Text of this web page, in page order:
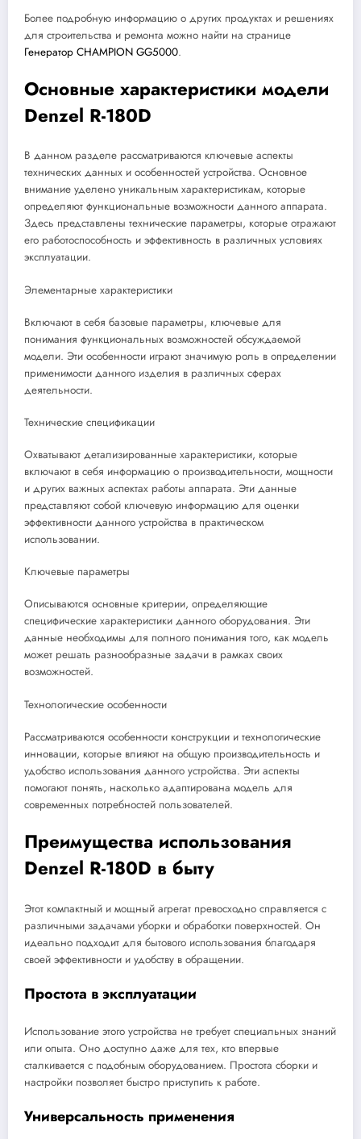
Более подробную информацию о других продуктах и решениях
для строительства и ремонта можно найти на странице
Генератор CHAMPION GG5000.
Основные характеристики модели
Denzel R-180D
В данном разделе рассматриваются ключевые аспекты
технических данных и особенностей устройства. Основное
внимание уделено уникальным характеристикам, которые
определяют функциональные возможности данного аппарата.
Здесь представлены технические параметры, которые отражают
его работоспособность и эффективность в различных условиях
эксплуатации.
Элементарные характеристики
Включают в себя базовые параметры, ключевые для
понимания функциональных возможностей обсуждаемой
модели. Эти особенности играют значимую роль в определении
применимости данного изделия в различных сферах
деятельности.
Технические спецификации
Охватывают детализированные характеристики, которые
включают в себя информацию о производительности, мощности
и других важных аспектах работы аппарата. Эти данные
представляют собой ключевую информацию для оценки
эффективности данного устройства в практическом
использовании.
Ключевые параметры
Описываются основные критерии, определяющие
специфические характеристики данного оборудования. Эти
данные необходимы для полного понимания того, как модель
может решать разнообразные задачи в рамках своих
возможностей.
Технологические особенности
Рассматриваются особенности конструкции и технологические
инновации, которые влияют на общую производительность и
удобство использования данного устройства. Эти аспекты
помогают понять, насколько адаптирована модель для
современных потребностей пользователей.
Преимущества использования
Denzel R-180D в быту
Этот компактный и мощный агрегат превосходно справляется с
различными задачами уборки и обработки поверхностей. Он
идеально подходит для бытового использования благодаря
своей эффективности и удобству в обращении.
Простота в эксплуатации
Использование этого устройства не требует специальных знаний
или опыта. Оно доступно даже для тех, кто впервые
сталкивается с подобным оборудованием. Простота сборки и
настройки позволяет быстро приступить к работе.
Универсальность применения